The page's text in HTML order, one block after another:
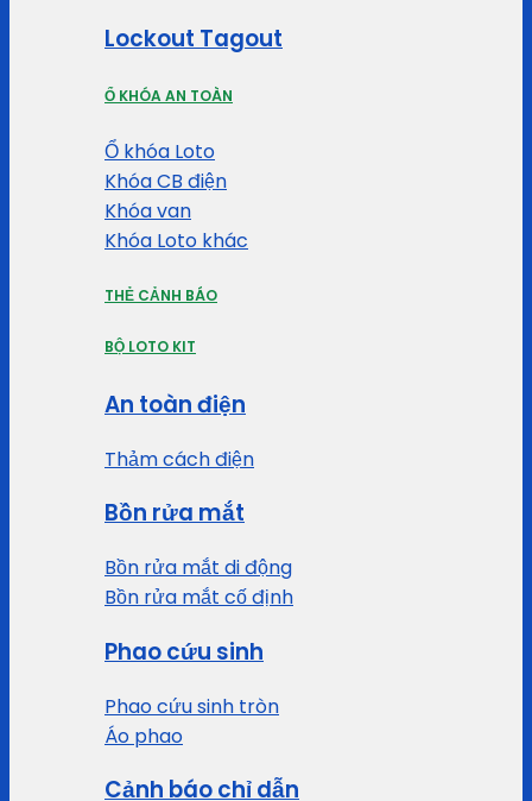
Lockout Tagout
Ổ KHÓA AN TOÀN
Ổ khóa Loto
Khóa CB điện
Khóa van
Khóa Loto khác
THẺ CẢNH BÁO
BỘ LOTO KIT
An toàn điện
Thảm cách điện
Bồn rửa mắt
Bồn rửa mắt di động
Bồn rửa mắt cố định
Phao cứu sinh
Phao cứu sinh tròn
Áo phao
Cảnh báo chỉ dẫn